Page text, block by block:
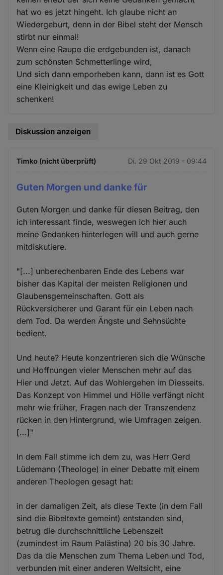
hat wo es jetzt hingeht. Ich glaube nicht an
Wiedergeburt, denn in der Bibel steht der Mensch
stirbt nur einmal!
Wenn eine Raupe die erdgebunden ist, danach
zum schönsten Schmetterlinge wird,
Und sich dann emporheben kann, dann ist es Gott
eine Kleinigkeit und das ewige Leben zu
schenken!
Diskussion anzeigen
Timko (nicht überprüft) Di. 29 Okt 2019 - 09:44
Guten Morgen und danke für
Guten Morgen und danke für diesen Beitrag, den
ich interessant finde, weswegen ich hier auch
meine Gedanken hinterlegen will und auch gerne
mitdiskutiere.
"[...] unberechenbaren Ende des Lebens war
bisher das Kapital der meisten Religionen und
Glaubensgemeinschaften. Gott als
Rückversicherer und Garant für ein Leben nach
dem Tod. Da werden Ängste und Sehnsüchte
bedient.
Und heute? Heute konzentrieren sich die Wünsche
und Hoffnungen vieler Menschen mehr auf das
Hier und Jetzt. Auf das Wohlergehen im Diesseits.
Das Konzept von Himmel und Hölle verfängt nicht
mehr wie früher, Fragen nach der Transzendenz
rücken in den Hintergrund, wie Umfragen zeigen.
[...]"
In dem Fall stimme ich dem zu, was Herr Gerd
Lüdemann (Theologe) in einer Debatte mit einem
anderen Theologen gesagt hat:
in der damaligen Zeit, als diese Texte (in dem Fall
sind die Bibeltexte gemeint) entstanden sind,
betrug die durchschnittliche Lebenszeit
(zumindest im Raum Palästina) 20 bis 30 Jahre.
Das da die Menschen zum Thema Leben und Tod,
verbunden mit einer anderen Weltsicht, eine